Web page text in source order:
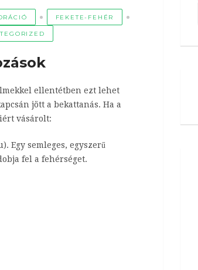
FEKETE-FEHÉR
ellentétben ezt lehet
jött a bekattanás. Ha a
vásárolt:
Egy semleges, egyszerű
fel a fehérséget.